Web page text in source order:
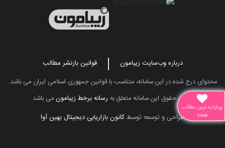
درباره وب‌سایت زیبامون
قوانین بازنشر مطالب
محتوای درج شده در این سامانه، متناسب با قوانین جمهوری اسلامی ایران می باشد.
تمامی حقوق این سامانه متعلق به رسانه برخط زیبامونمی باشد.
طراحی و توسعه توسطکانون بازاریابی دیجیتال بهین آوا
پربازدیدترین مطالب
هفته